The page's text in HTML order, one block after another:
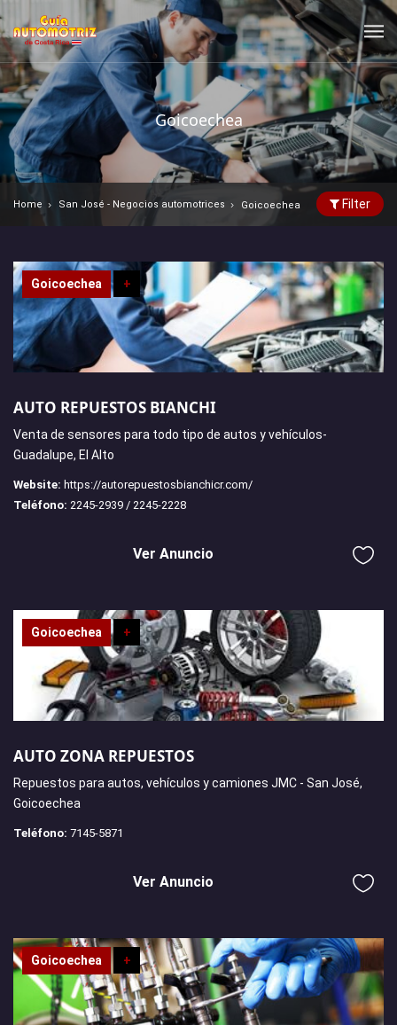
Goicoechea
Home San José - Negocios automotrices Goicoechea Filter
Goicoechea +
AUTO REPUESTOS BIANCHI
Venta de sensores para todo tipo de autos y vehículos-
Guadalupe, El Alto
Website: https://autorepuestosbianchicr.com/
Teléfono: 2245-2939 / 2245-2228
Ver Anuncio
Goicoechea +
AUTO ZONA REPUESTOS
Repuestos para autos, vehículos y camiones JMC - San José,
Goicoechea
Teléfono: 7145-5871
Ver Anuncio
Goicoechea +